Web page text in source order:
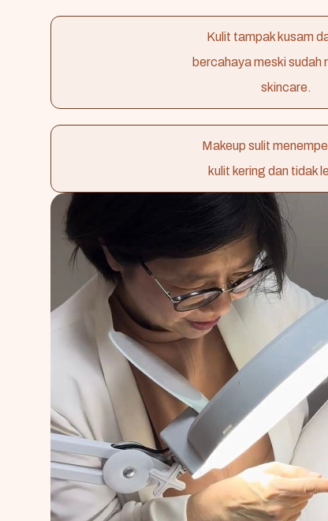
Kulit tampak kusam
bercahaya meski sudah
skincare.
Makeup sulit
kulit kering dan tidak